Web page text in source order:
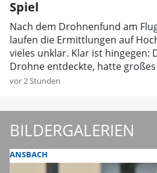
Spiel
Nach dem Drohnenfund am
laufen die Ermittlungen auf
vieles unklar. Klar ist hingegen:
Drohne entdeckte, hatte großes
vor 2 Stunden
BILDERGALERIEN
ANSBACH